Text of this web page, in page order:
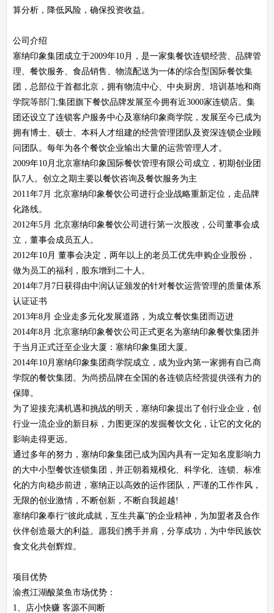
算分析，降低风险，确保投资收益。
公司介绍
塞纳印象集团成立于2009年10月，是一家集餐饮连锁经营、品牌管
理、餐饮服务、食品销售、物流配送为一体的综合型国际餐饮集
团，总部位于首都北京，拥有物流中心、中央厨房、培训基地和商
学院等部门;集团旗下餐饮品牌发展至今拥有近3000家连锁店。集
团还设立了连锁客户服务中心及塞纳印象商学院，发展至今已成为
拥有博士、硕士、本科人才组建的经营管理团队及资深连锁企业顾
问团队。每年为各个餐饮企业输出大量的运营管理人才。
2009年10月北京塞纳印象国际餐饮管理有限公司成立，初期创业团
队7人。创立之期主要以餐饮咨询及餐饮服务为主
2011年7月 北京塞纳印象餐饮公司进行企业战略重新定位，走品牌
化路线。
2012年5月 北京塞纳印象餐饮公司进行第一次股改，公司董事会成
立，董事会成员五人。
2012年10月 董事会决定，两年以上的老员工优先申购企业股份，
做为员工的福利，股东增到二十人。
2014年7月7日获得由中润认证颁发的针对餐饮运营管理的质量体系
认证证书
2013年8月 企业走多元化发展道路，为成立餐饮集团而迈进
2014年8月 北京塞纳印象餐饮公司正式更名为塞纳印象餐饮集团并
于当月正式迁至企业大厦：塞纳印象集团大厦。
2014年10月塞纳印象集团商学院成立，成为业内第一家拥有自己商
学院的餐饮集团。为尚捞品牌在全国的各连锁店经营提供强有力的
保障。
为了迎接充满机遇和挑战的明天，塞纳印象提出了创行业企业，创
行业一流企业的新目标，力图更深的发掘餐饮文化，让它的文化的
影响走得更远。
通过多年的努力，塞纳印象集团已成为国内具有一定知名度影响力
的大中小型餐饮连锁集团，并正朝着规模化、科学化、连锁、标准
化的方向稳步前进，塞纳正以高效的运作团队，严谨的工作作风，
无限的创业激情，不断创新，不断自我超越!
塞纳印象奉行“彼此成就，互生共赢”的企业精神，为加盟者及合作
伙伴创造最大的利益。愿我们携手并肩，分享成功，为中华民族饮
食文化共创辉煌。
项目优势
渝煮江湖酸菜鱼市场优势：
1、店小快赚 客源不间断